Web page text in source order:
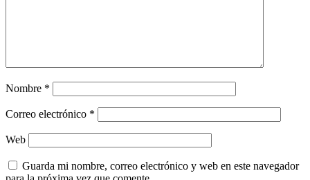
Nombre *
Correo electrónico *
Web
Guarda mi nombre, correo electrónico y web en este navegador